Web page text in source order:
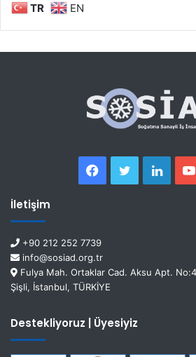
TR EN
İletişim
+90 212 252 7739
info@sosiad.org.tr
Fulya Mah. Ortaklar Cad. Aksu Apt.
Şişli, İstanbul, TÜRKİYE
Destekliyoruz | Üyesiyiz